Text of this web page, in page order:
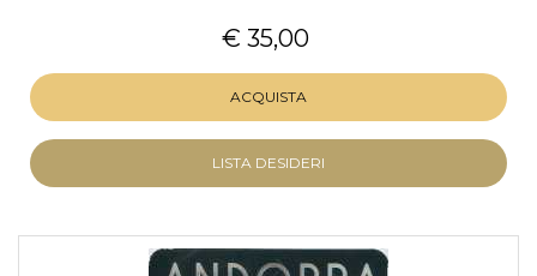
€ 35,00
ACQUISTA
LISTA DESIDERI